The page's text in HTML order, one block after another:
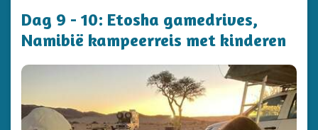
Dag 9 - 10: Etosha gamedrives,
Namibië kampeerreis met kinderen